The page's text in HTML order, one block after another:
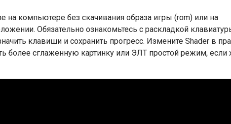
на компьютере без скачивания образа игры (rom) или на
Обязательно ознакомьтесь с раскладкой
клавиши и сохранить прогресс. Измените Shader в
более сглаженную картинку или ЭЛТ простой режим, если